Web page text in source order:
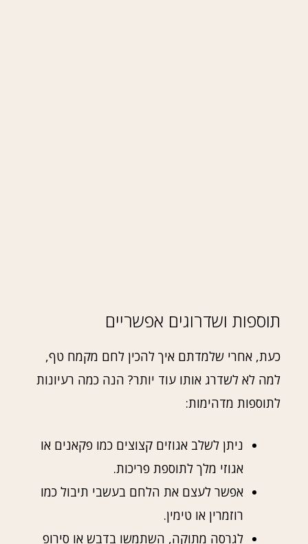
תוספות ושדרוגים אפשריים
כעת, אחרי שלמדתם איך להכין לחם מקמח טף,
למה לא לשדרג אותו עוד יותר? הנה כמה רעיונות
לתוספות מדהימות:
ניתן לשלב אגוזים קצוצים כמו פקאנים או
אגוזי מלך לתוספת פריכות.
אפשר לעצם את הלחם בעשבי תיבול כמו
רוזמרין או טימין.
לגרסה מתוקה, השתמשו בדבש או סירופ